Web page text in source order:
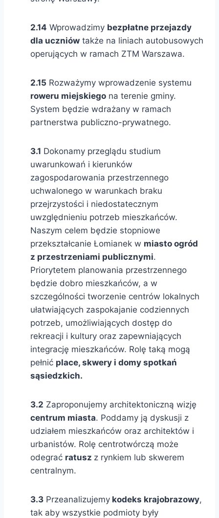
2.14 Wprowadzimy bezpłatne przejazdy
dla uczniów także na liniach autobusowych
operujących w ramach ZTM Warszawa.
2.15 Rozważymy wprowadzenie systemu
roweru miejskiego na terenie gminy.
System będzie wdrażany w ramach
partnerstwa publiczno-prywatnego.
3.1 Dokonamy przeglądu studium
uwarunkowań i kierunków
zagospodarowania przestrzennego
uchwalonego w warunkach braku
przejrzystości i niedostatecznym
uwzględnieniu potrzeb mieszkańców.
Naszym celem będzie stopniowe
przekształcanie Łomianek w miasto ogród
z przestrzeniami publicznymi.
Priorytetem planowania przestrzennego
będzie dobro mieszkańców, a w
szczególności tworzenie centrów lokalnych
ułatwiających zaspokajanie codziennych
potrzeb, umożliwiających dostęp do
rekreacji i kultury oraz zapewniających
integrację mieszkańców. Rolę taką mogą
pełnić place, skwery i domy spotkań
sąsiedzkich.
3.2 Zaproponujemy architektoniczną wizję
centrum miasta. Poddamy ją dyskusji z
udziałem mieszkańców oraz architektów i
urbanistów. Rolę centrotwórczą może
odegrać ratusz z rynkiem lub skwerem
centralnym.
3.3 Przeanalizujemy kodeks krajobrazowy,
tak aby wszystkie podmioty były